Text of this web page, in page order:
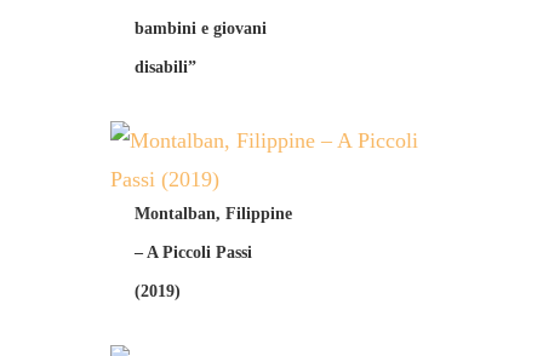
bambini e giovani
disabili”
Montalban, Filippine
– A Piccoli Passi
(2019)